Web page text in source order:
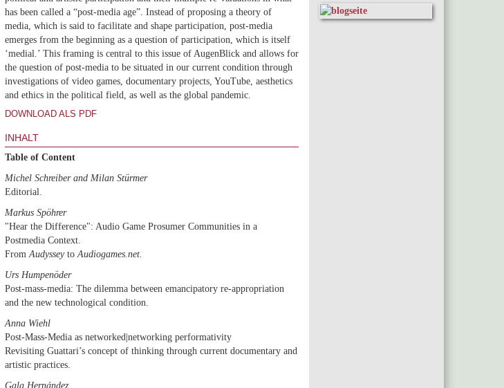
has been called a “post-media age”. Instead of proposing a theory of
media, which is said to facilitate and shape participation, post-media
emerges from the beginning as a question of participation, which is itself
‘medial.’ This framing is central to this issue of AugenBlick and allows for
the question of post-media to be situated in our current condition through
investigations of video games, documentary projects, YouTube, aesthetics
and ethics in the political field, as well as the global pandemic.
DOWNLOAD ALS PDF
INHALT
Table of Content
Michel Schreiber and Milan Stürmer
Editorial.
Markus Spöhrer
"Hear the Difference": Audio Game Prosumer Communities in a
Postmedia Context.
FromAudysseytoAudiogames.net.
Urs Humpenöder
Post-mass-media: The dilemma between emancipatory re-appropriation
and the new technological condition.
Anna Wiehl
Post-Mass-Media as networked|networking performativity
Revisiting Guattari’s concept of thinking through current documentary and
artistic practices.
Gala Hernández